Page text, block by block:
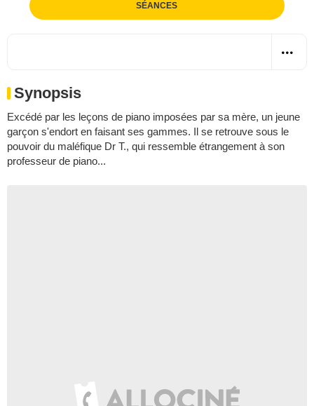
SÉANCES
Synopsis
Excédé par les leçons de piano imposées par sa mère, un jeune
garçon s'endort en faisant ses gammes. Il se retrouve sous le
pouvoir du maléfique Dr T., qui ressemble étrangement à son
professeur de piano...